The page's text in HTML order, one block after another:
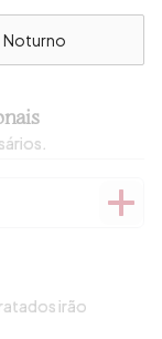
Noturno
irão